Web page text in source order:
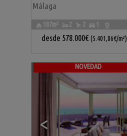
Málaga
107m² 2 2 1
desde 578.000€ (5.401,86€/m²)
NOVEDAD
<